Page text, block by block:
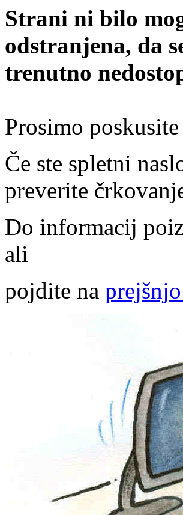
Strani ni bilo
odstranjena, da
trenutno
Prosimo
Če ste spletni
preverite
Do informacij
ali
pojdite na